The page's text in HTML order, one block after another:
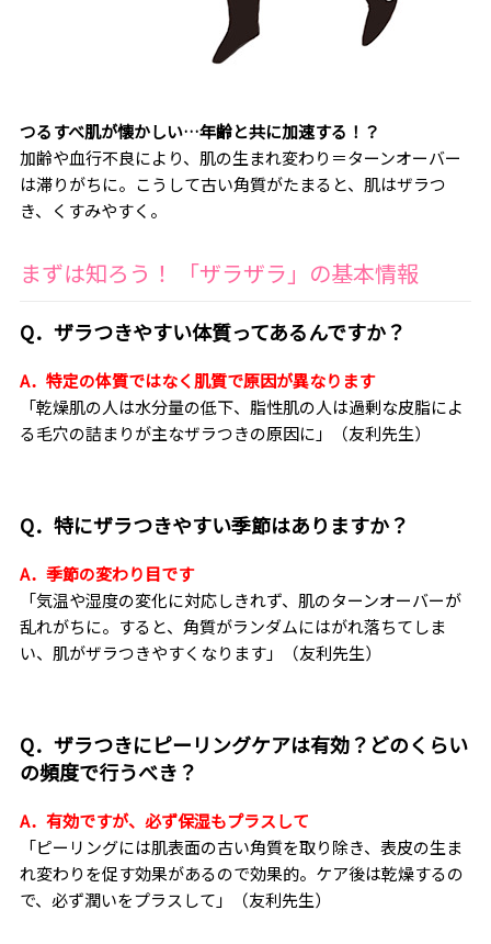
つるすべ肌が懐かしい…年齢と共に加速する！？
加齢や血行不良により、肌の生まれ変わり＝ターンオーバー
は滞りがちに。こうして古い角質がたまると、肌はザラつ
き、くすみやすく。
まずは知ろう！ 「ザラザラ」の基本情報
Q．ザラつきやすい体質ってあるんですか？
A．特定の体質ではなく肌質で原因が異なります
「乾燥肌の人は水分量の低下、脂性肌の人は過剰な皮脂によ
る毛穴の詰まりが主なザラつきの原因に」（友利先生）
Q．特にザラつきやすい季節はありますか？
A．季節の変わり目です
「気温や湿度の変化に対応しきれず、肌のターンオーバーが
乱れがちに。すると、角質がランダムにはがれ落ちてしま
い、肌がザラつきやすくなります」（友利先生）
Q．ザラつきにピーリングケアは有効？どのくらい
の頻度で行うべき？
A．有効ですが、必ず保湿もプラスして
「ピーリングには肌表面の古い角質を取り除き、表皮の生ま
れ変わりを促す効果があるので効果的。ケア後は乾燥するの
で、必ず潤いをプラスして」（友利先生）